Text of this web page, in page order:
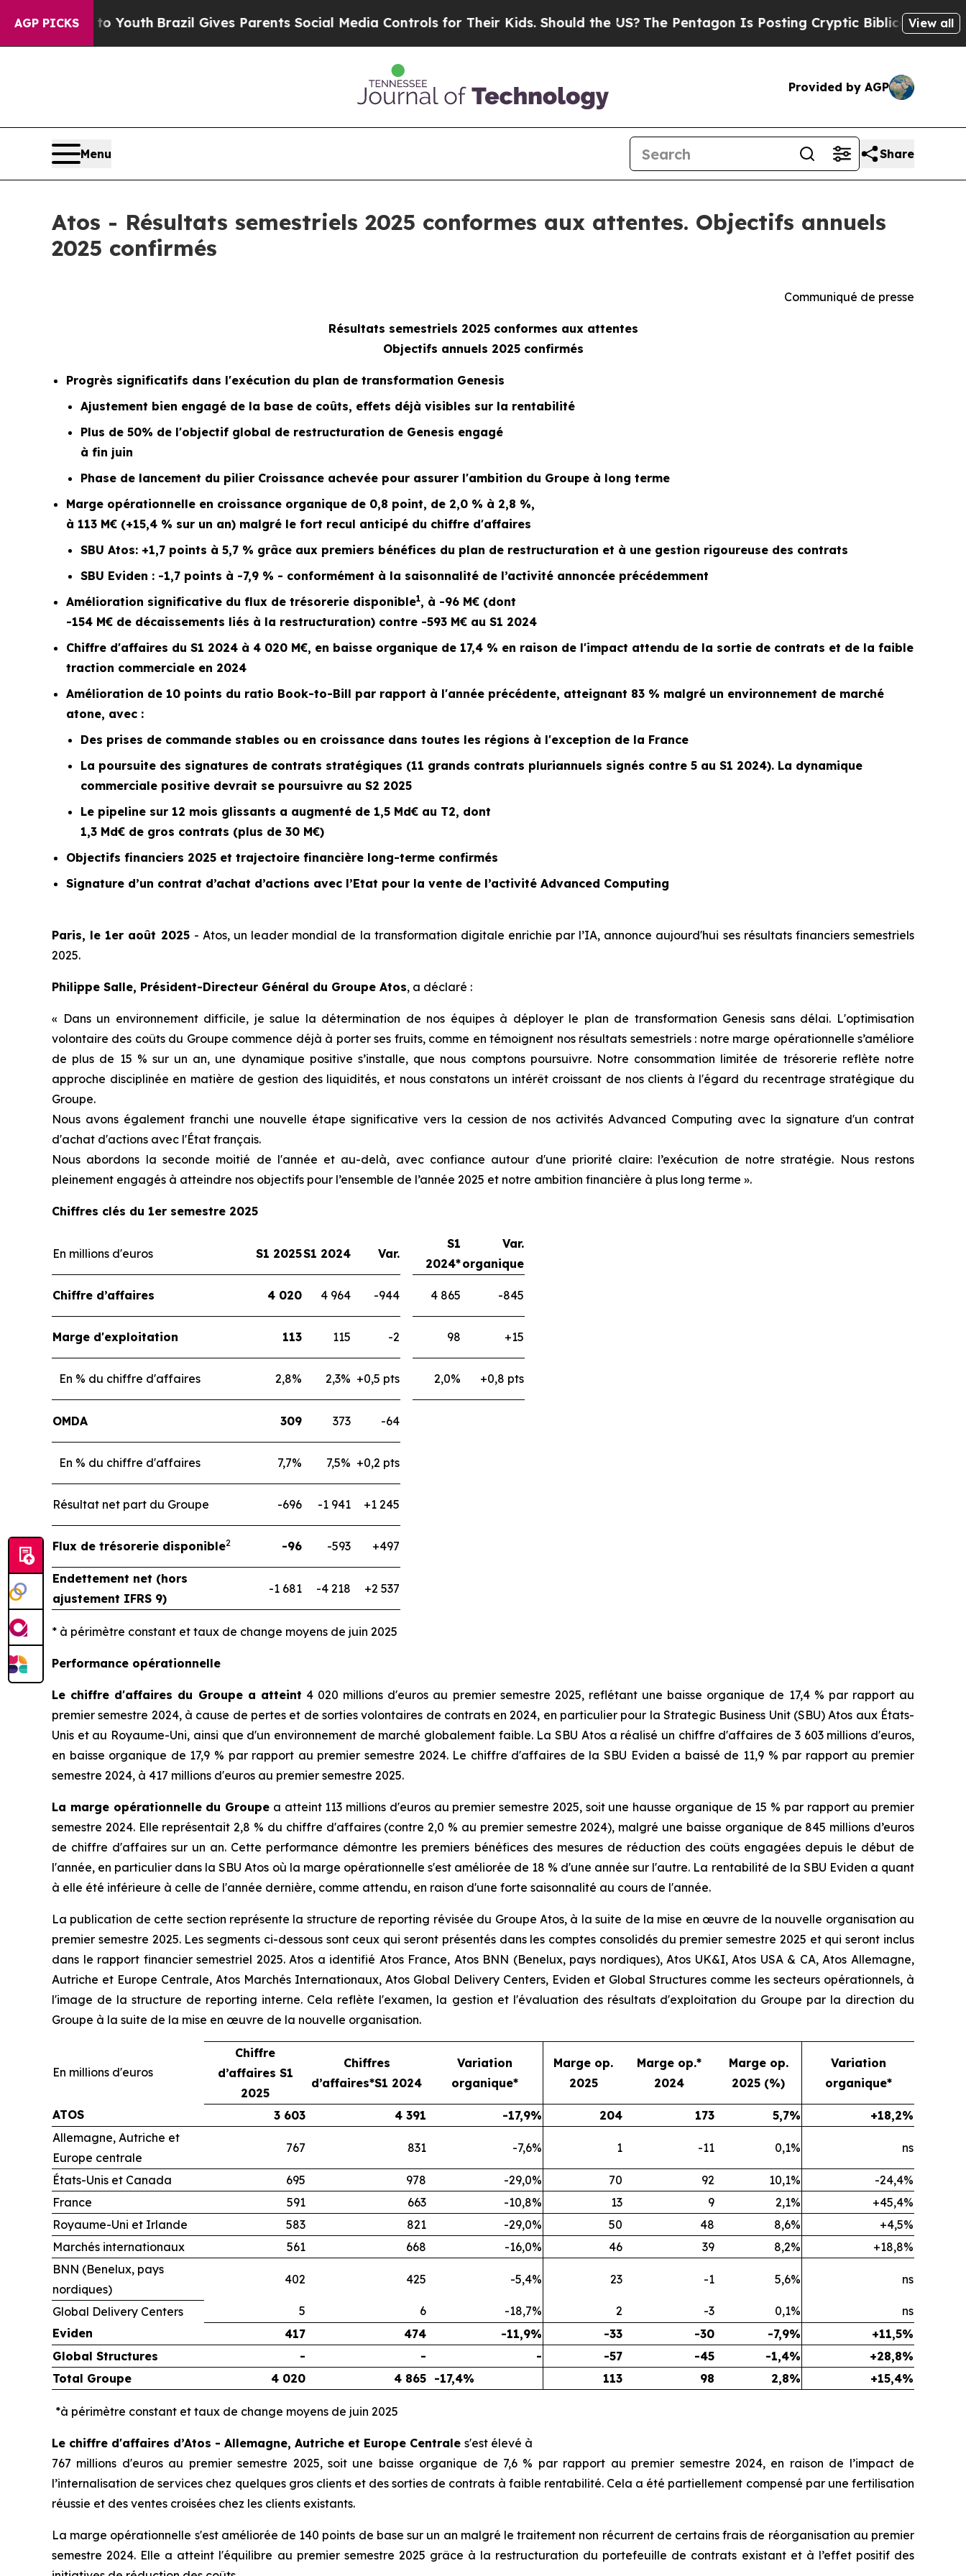
AGP PICKS
to YouthBrazil Gives Parents Social Media Controls for Their Kids. Should the US?The Pentagon Is Posting Cryptic Biblical Messages on Social
View all
Provided by AGP
Menu Share
Atos - Résultats semestriels 2025 conformes aux attentes. Objectifs annuels
2025 confirmés
Communiqué de presse
Résultats semestriels 2025 conformes aux attentes
Objectifs annuels 2025 confirmés
Progrès significatifs dans l'exécution du plan de transformation Genesis
Ajustement bien engagé de la base de coûts, effets déjà visibles sur la rentabilité
Plus de 50% de l'objectif global de restructuration de Genesis engagé
à fin juin
Phase de lancement du pilier Croissance achevée pour assurer l'ambition du Groupe à long terme
Marge opérationnelle en croissance organique de 0,8 point, de 2,0 % à 2,8 %,
à 113 M€ (+15,4 % sur un an) malgré le fort recul anticipé du chiffre d'affaires
SBU Atos: +1,7 points à 5,7 % grâce aux premiers bénéfices du plan de restructuration et à une gestion rigoureuse des contrats
SBU Eviden : -1,7 points à -7,9 % - conformément à la saisonnalité de l’activité annoncée précédemment
Amélioration significative du flux de trésorerie disponible1, à -96 M€ (dont
-154 M€ de décaissements liés à la restructuration) contre -593 M€ au S1 2024
Chiffre d'affaires du S1 2024 à 4 020 M€, en baisse organique de 17,4 % en raison de l'impact attendu de la sortie de contrats et de la faible
traction commerciale en 2024
Amélioration de 10 points du ratio Book-to-Bill par rapport à l'année précédente, atteignant 83 % malgré un environnement de marché
atone, avec :
Des prises de commande stables ou en croissance dans toutes les régions à l'exception de la France
La poursuite des signatures de contrats stratégiques (11 grands contrats pluriannuels signés contre 5 au S1 2024). La dynamique
commerciale positive devrait se poursuivre au S2 2025
Le pipeline sur 12 mois glissants a augmenté de 1,5 Md€ au T2, dont
1,3 Md€ de gros contrats (plus de 30 M€)
Objectifs financiers 2025 et trajectoire financière long-terme confirmés
Signature d’un contrat d’achat d’actions avec l’Etat pour la vente de l’activité Advanced Computing
Paris, le 1er août 2025 - Atos, un leader mondial de la transformation digitale enrichie par l’IA, annonce aujourd'hui ses résultats financiers semestriels
2025.
Philippe Salle, Président-Directeur Général du Groupe Atos, a déclaré :
« Dans un environnement difficile, je salue la détermination de nos équipes à déployer le plan de transformation Genesis sans délai. L'optimisation
volontaire des coûts du Groupe commence déjà à porter ses fruits, comme en témoignent nos résultats semestriels : notre marge opérationnelle s’améliore
de plus de 15 % sur un an, une dynamique positive s’installe, que nous comptons poursuivre. Notre consommation limitée de trésorerie reflète notre
approche disciplinée en matière de gestion des liquidités, et nous constatons un intérêt croissant de nos clients à l'égard du recentrage stratégique du
Groupe.
Nous avons également franchi une nouvelle étape significative vers la cession de nos activités Advanced Computing avec la signature d'un contrat
d'achat d'actions avec l'État français.
Nous abordons la seconde moitié de l'année et au-delà, avec confiance autour d'une priorité claire: l’exécution de notre stratégie. Nous restons
pleinement engagés à atteindre nos objectifs pour l’ensemble de l’année 2025 et notre ambition financière à plus long terme ».
Chiffres clés du 1er semestre 2025
En millions d'euros S1 2025S1 2024 Var.
S1
2024*
Var.
organique
Chiffre d’affaires 4 020 4 964 -944 4 865 -845
Marge d'exploitation 113 115 -2 98 +15
En % du chiffre d'affaires 2,8% 2,3% +0,5 pts 2,0% +0,8 pts
OMDA 309 373 -64
En % du chiffre d'affaires 7,7% 7,5% +0,2 pts
Résultat net part du Groupe -696 -1 941 +1 245
Flux de trésorerie disponible2 -96 -593 +497
Endettement net (hors
ajustement IFRS 9)
-1 681 -4 218 +2 537
* à périmètre constant et taux de change moyens de juin 2025
Performance opérationnelle
Le chiffre d'affaires du Groupe a atteint 4 020 millions d'euros au premier semestre 2025, reflétant une baisse organique de 17,4 % par rapport au
premier semestre 2024, à cause de pertes et de sorties volontaires de contrats en 2024, en particulier pour laStrategic Business Unit(SBU) Atos aux États-
Unis et au Royaume-Uni, ainsi que d'un environnement de marché globalement faible. La SBU Atos a réalisé un chiffre d'affaires de 3 603 millions d'euros,
en baisse organique de 17,9 % par rapport au premier semestre 2024. Le chiffre d'affaires de la SBU Eviden a baissé de 11,9 % par rapport au premier
semestre 2024, à 417 millions d'euros au premier semestre 2025.
La marge opérationnelle du Groupe a atteint 113 millions d'euros au premier semestre 2025, soit une hausse organique de 15 % par rapport au premier
semestre 2024. Elle représentait 2,8 % du chiffre d'affaires (contre 2,0 % au premier semestre 2024), malgré une baisse organique de 845 millions d’euros
de chiffre d'affaires sur un an. Cette performance démontre les premiers bénéfices des mesures de réduction des coûts engagées depuis le début de
l'année, en particulier dans la SBU Atos où la marge opérationnelle s'est améliorée de 18 % d'une année sur l'autre. La rentabilité de la SBU Eviden a quant
à elle été inférieure à celle de l'année dernière, comme attendu, en raison d'une forte saisonnalité au cours de l'année.
La publication de cette section représente la structure de reporting révisée du Groupe Atos, à la suite de la mise en œuvre de la nouvelle organisation au
premier semestre 2025. Les segments ci-dessous sont ceux qui seront présentés dans les comptes consolidés du premier semestre 2025 et qui seront inclus
dans le rapport financier semestriel 2025. Atos a identifié Atos France, Atos BNN (Benelux, pays nordiques), Atos UK&I, Atos USA & CA, Atos Allemagne,
Autriche et Europe Centrale, Atos Marchés Internationaux, Atos Global Delivery Centers, Eviden et Global Structures comme les secteurs opérationnels, à
l'image de la structure de reporting interne. Cela reflète l'examen, la gestion et l'évaluation des résultats d'exploitation du Groupe par la direction du
Groupe à la suite de la mise en œuvre de la nouvelle organisation.
En millions d'euros
Chiffre
d’affaires S1
2025
Chiffres
d’affaires*S1 2024
Variation
organique*
Marge op.
2025
Marge op.*
2024
Marge op.
2025 (%)
Variation
organique*
ATOS 3 603 4 391 -17,9% 204 173 5,7%
+18,2%
Allemagne, Autriche et
Europe centrale
767 831 -7,6% 1 -11 0,1% ns
États-Unis et Canada 695 978 -29,0% 70 92 10,1%
-24,4%
France
591 663 -10,8% 13 9 2,1%
+45,4%
Royaume-Uni et Irlande
583 821 -29,0% 50 48 8,6%
+4,5%
Marchés internationaux
561 668 -16,0% 46 39 8,2%
+18,8%
BNN (Benelux, pays
nordiques)
402 425 -5,4% 23 -1 5,6% ns
Global Delivery Centers 5 6 -18,7% 2 -3 0,1%
ns
Eviden
417 474 -11,9% -33 -30 -7,9%
+11,5%
Global Structures
- - - -57 -45 -1,4%
+28,8%
Total Groupe
4 020 4 865 -17,4% 113 98 2,8% +15,4%
*à périmètre constant et taux de change moyens de juin 2025
Le chiffre d'affaires d’Atos - Allemagne, Autriche et Europe Centrale s'est élevé à
767 millions d'euros au premier semestre 2025, soit une baisse organique de 7,6 % par rapport au premier semestre 2024, en raison de l’impact de
l’internalisation de services chez quelques gros clients et des sorties de contrats à faible rentabilité. Cela a été partiellement compensé par une fertilisation
réussie et des ventes croisées chez les clients existants.
La marge opérationnelle s'est améliorée de 140 points de base sur un an malgré le traitement non récurrent de certains frais de réorganisation au premier
semestre 2024. Elle a atteint l'équilibre au premier semestre 2025 grâce à la restructuration du portefeuille de contrats existant et à l’effet positif des